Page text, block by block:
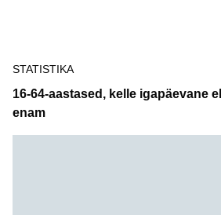
STATISTIKA
16-64-aastased, kelle igapäevane
enam